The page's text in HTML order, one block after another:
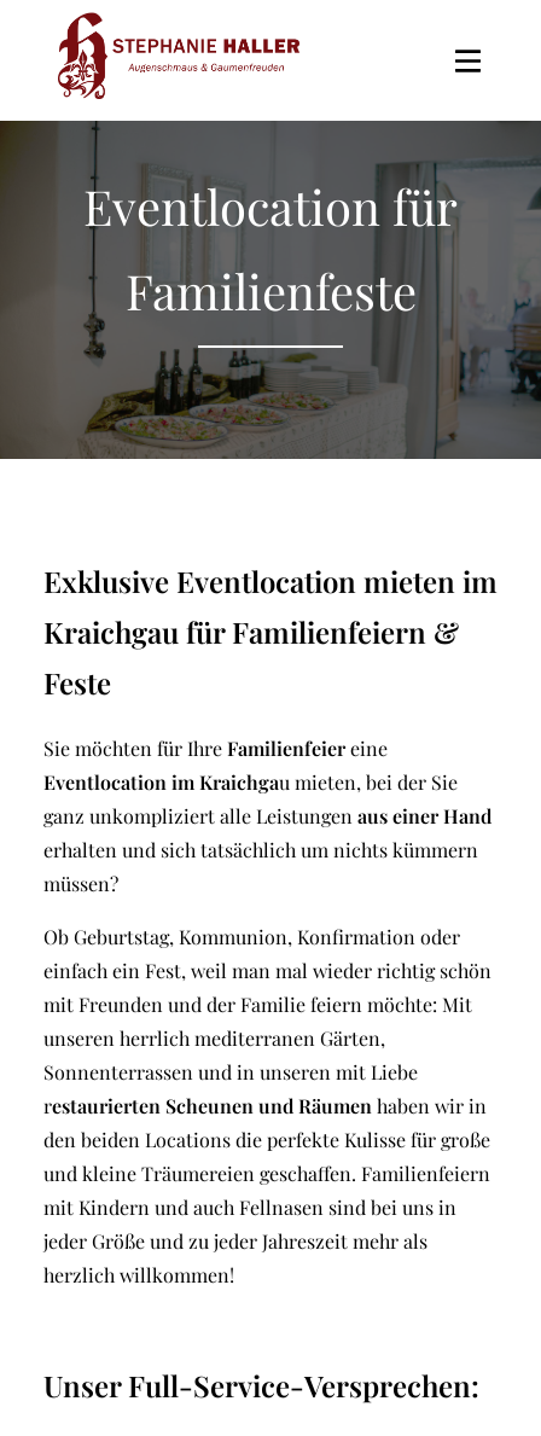
content
Eventlocation für
Familienfeste
Exklusive Eventlocation mieten im
Kraichgau für Familienfeiern &
Feste
Sie möchten für IhreFamilienfeiereine
Eventlocation im Kraichgau mieten, bei der Sie
ganz unkompliziert alle Leistungen aus einer Hand
erhalten und sich tatsächlich um nichts kümmern
müssen?
Ob Geburtstag, Kommunion, Konfirmation oder
einfach ein Fest, weil man mal wieder richtig schön
mit Freunden und der Familie feiern möchte: Mit
unseren herrlich mediterranen Gärten,
Sonnenterrassen und in unseren mit Liebe
restaurierten Scheunen und Räumen haben wir in
den beiden Locations die perfekte Kulisse für große
und kleine Träumereien geschaffen. Familienfeiern
mit Kindern und auch Fellnasen sind bei uns in
jeder Größe und zu jeder Jahreszeit mehr als
herzlich willkommen!
Unser Full-Service-Versprechen: